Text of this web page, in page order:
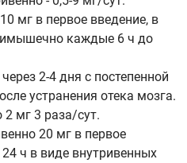
мг в первое введение, в
каждые 6 ч до
2-4 дня с постепенной
устранения отека мозга.
мг 3 раза/сут.
20 мг в первое
ч в виде внутривенных